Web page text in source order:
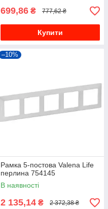
699,86 ₴ 777,62 ₴
Купити
–10%
Рамка 5-постова Valena Life
перлина 754145
В наявності
2 135,14 ₴ 2 372,38 ₴